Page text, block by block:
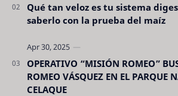
Qué tan veloz es tu sistema
saberlo con la prueba del maíz
OPERATIVO “MISIÓN ROMEO”
ROMEO VÁSQUEZ EN EL PARQUE
CELAQUE